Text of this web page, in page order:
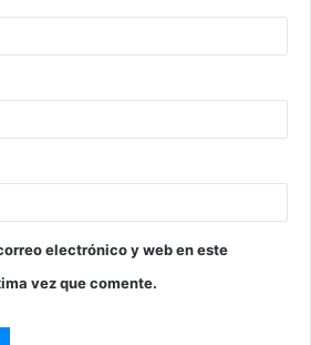
electrónico y web en este
vez que comente.